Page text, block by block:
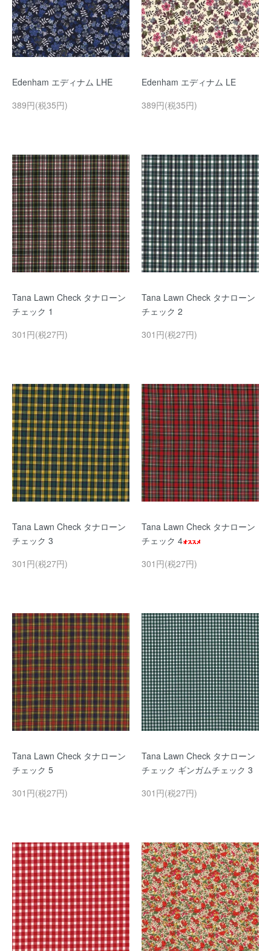
Edenham エディナム LHE
389円(税35円)
Edenham エディナム LE
389円(税35円)
Tana Lawn Check タナローン
チェック 1
301円(税27円)
Tana Lawn Check タナローン
チェック 2
301円(税27円)
Tana Lawn Check タナローン
チェック 3
301円(税27円)
Tana Lawn Check タナローン
チェック 4
301円(税27円)
Tana Lawn Check タナローン
チェック 5
301円(税27円)
Tana Lawn Check タナローン
チェック ギンガムチェック 3
301円(税27円)